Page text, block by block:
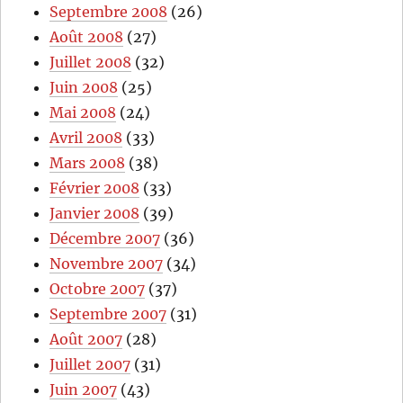
Septembre 2008 (26)
Août 2008 (27)
Juillet 2008 (32)
Juin 2008 (25)
Mai 2008 (24)
Avril 2008 (33)
Mars 2008 (38)
Février 2008 (33)
Janvier 2008 (39)
Décembre 2007 (36)
Novembre 2007 (34)
Octobre 2007 (37)
Septembre 2007 (31)
Août 2007 (28)
Juillet 2007 (31)
Juin 2007 (43)